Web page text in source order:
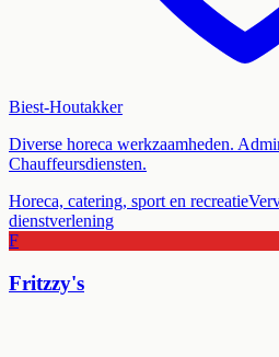
Biest-Houtakker
Diverse horeca werkzaamheden.
Chauffeursdiensten.
Horeca, catering, sport en recreatie
dienstverlening
F
Fritzzy's